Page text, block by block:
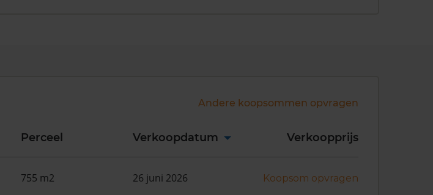
Andere koopsommen opvragen
Perceel Verkoopdatum Verkoopprijs
755 m2 26 juni 2026 Koopsom opvragen